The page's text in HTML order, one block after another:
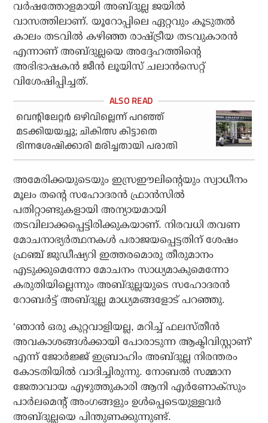
വര്‍ഷത്തോളമായി അബ്ദുല്ല ജയില്‍
വാസത്തിലാണ്. യൂറോപ്പിലെ ഏറ്റവും കൂടുതല്‍
കാലം തടവില്‍ കഴിഞ്ഞ രാഷ്ട്രീയ തടവുകാരന്‍
എന്നാണ് അബ്ദുല്ലയെ അദ്ദേഹത്തിന്റെ
അഭിഭാഷകന്‍ ജീന്‍ ലൂയിസ് ചലാന്‍സെറ്റ്
വിശേഷിപ്പിച്ചത്.
വെന്റിലേറ്റര്‍ ഒഴിവില്ലെന്ന് പറഞ്ഞ്
മടക്കിയയച്ചു; ചികിത്സ കിട്ടാതെ
ഭിന്നശേഷിക്കാരി മരിച്ചതായി പരാതി
അമേരിക്കയുടെയും ഇസ്രഈലിന്റെയും സ്വാധീനം
മൂലം തന്റെ സഹോദരന്‍ ഫ്രാന്‍സില്‍
പതിറ്റാണ്ടുകളായി അന്യായമായി
തടവിലാക്കപ്പെട്ടിരിക്കുകയാണ്. നിരവധി തവണ
മോചനാഭ്യര്‍ത്ഥനകള്‍ പരാജയപ്പെട്ടതിന് ശേഷം
ഫ്രഞ്ച് ജുഡീഷ്യറി ഇത്തരമൊരു തീരുമാനം
എടുക്കുമെന്നോ മോചനം സാധ്യമാകുമെന്നോ
കരുതിയില്ലെന്നും അബ്ദുല്ലയുടെ സഹോദരന്‍
റോബര്‍ട്ട് അബ്ദുല്ല മാധ്യമങ്ങളോട് പറഞ്ഞു.
‘ഞാന്‍ ഒരു കുറ്റവാളിയല്ല, മറിച്ച് ഫലസ്തീന്‍
അവകാശങ്ങള്‍ക്കായി പോരാടുന്ന ആക്ടിവിസ്റ്റാണ്’
എന്ന് ജോര്‍ജ്ജ് ഇബ്രാഹിം അബ്ദുല്ല നിരന്തരം
കോടതിയില്‍ വാദിച്ചിരുന്നു. നോബല്‍ സമ്മാന
ജേതാവായ എഴുത്തുകാരി ആനി എര്‍ണോക്‌സും
പാര്‍ലമെന്റ് അംഗങ്ങളും ഉള്‍പ്പെടെയുള്ളവര്‍
അബ്ദുല്ലയെ പിന്തുണക്കുന്നുണ്ട്.